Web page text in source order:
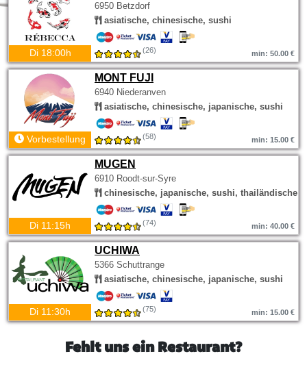
6950 Betzdorf
asiatische, chinesische, sushi
Di 18:00h (26) min: 50.00 €
MONT FUJI
6940 Niederanven
asiatische, chinesische, japanische, sushi
Vorbestellung (58) min: 15.00 €
MUGEN
6910 Roodt-sur-Syre
chinesische, japanische, sushi, thailändische
Di 11:15h (74) min: 40.00 €
UCHIWA
5366 Schuttrange
asiatische, chinesische, japanische, sushi
Di 11:30h (75) min: 15.00 €
Fehlt uns ein Restaurant?